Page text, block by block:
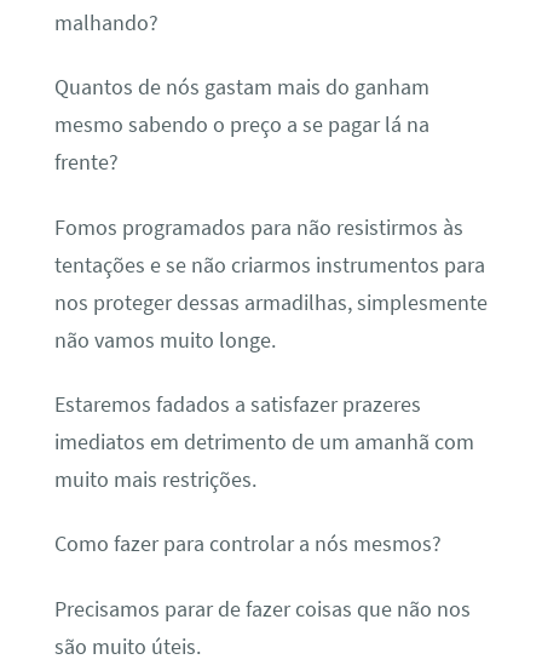
malhando?
Quantos de nós gastam mais do ganham
mesmo sabendo o preço a se pagar lá na
frente?
Fomos programados para não resistirmos às
tentações e se não criarmos instrumentos para
nos proteger dessas armadilhas, simplesmente
não vamos muito longe.
Estaremos fadados a satisfazer prazeres
imediatos em detrimento de um amanhã com
muito mais restrições.
Como fazer para controlar a nós mesmos?
Precisamos parar de fazer coisas que não nos
são muito úteis.